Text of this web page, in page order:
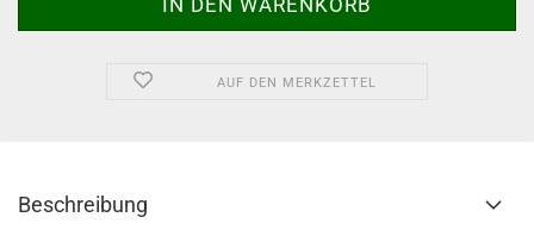
AUF DEN MERKZETTEL
Beschreibung